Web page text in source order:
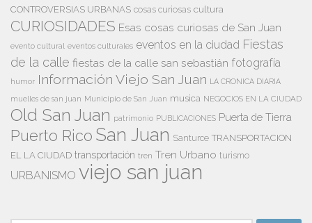
CONTROVERSIAS URBANAS cosas curiosas cultura
CURIOSIDADES Esas cosas curiosas de San Juan
evento cultural eventos culturales eventos en la ciudad Fiestas
de la calle fiestas de la calle san sebastián fotografía
humor Información Viejo San Juan LA CRONICA DIARIA
muelles de san juan Municipio de San Juan musica NEGOCIOS EN LA CIUDAD
Old San Juan patrimonio PUBLICACIONES Puerta de Tierra
Puerto Rico San Juan Santurce TRANSPORTACION
EL LA CIUDAD transportación tren Tren Urbano turismo
URBANISMO viejo san juan